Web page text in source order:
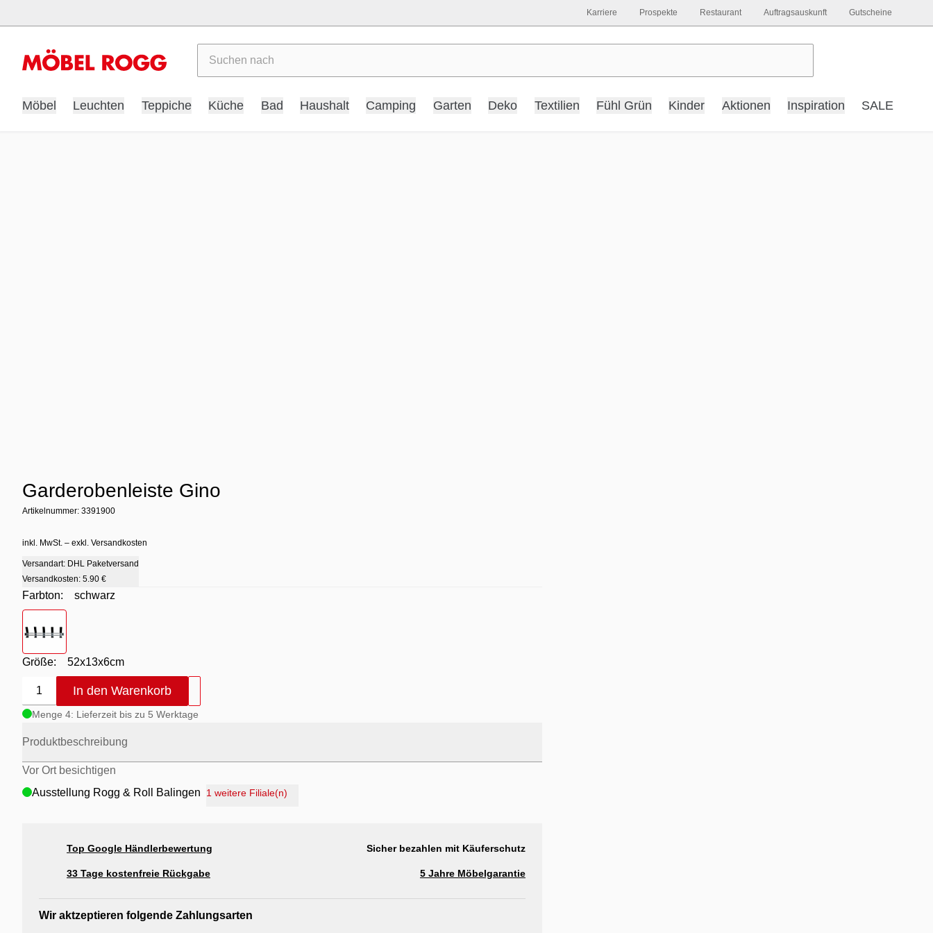
Möbel Leuchten Teppiche Küche Bad Haushalt Camping Garten Deko Textilien Fühl Grün Kinder Aktionen Inspiration SALE
Karriere Prospekte Restaurant Auftragsauskunft Gutscheine
Garderobenleiste Gino
Artikelnummer: 3391900
inkl. MwSt. – exkl. Versandkosten
Versandart: DHL Paketversand
Versandkosten: 5.90 €
Farbton:
schwarz
Größe: 52x13x6cm
1 In den Warenkorb
Menge 4: Lieferzeit bis zu 5 Werktage
Produktbeschreibung
Vor Ort besichtigen
Ausstellung Rogg & Roll Balingen
Ausstellung Rogg & Roll Reutlingen
Ausstellung Möbel Rogg Reutlingen
1 weitere Filiale(n)
Top Google Händlerbewertung Sicher bezahlen mit Käuferschutz
33 Tage kostenfreie Rückgabe 5 Jahre Möbelgarantie
Wir aktzeptieren folgende Zahlungsarten